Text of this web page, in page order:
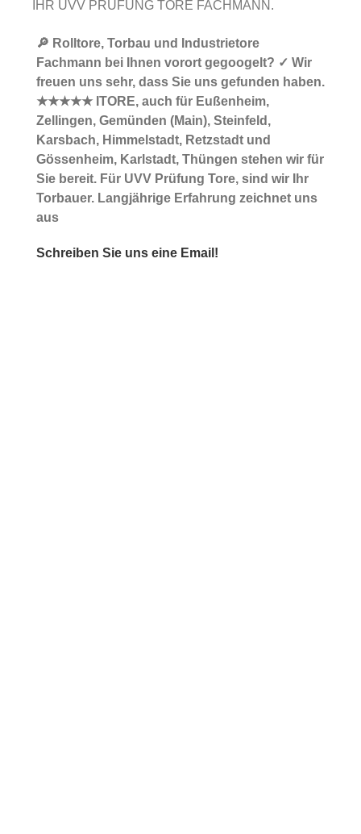
IHR UVV PRÜFUNG TORE FACHMANN.
🔎 Rolltore, Torbau und Industrietore
Fachmann bei Ihnen vorort gegoogelt? ✓ Wir
freuen uns sehr, dass Sie uns gefunden haben.
★★★★★ ITORE, auch für Eußenheim,
Zellingen, Gemünden (Main), Steinfeld,
Karsbach, Himmelstadt, Retzstadt und
Gössenheim, Karlstadt, Thüngen stehen wir für
Sie bereit. Für UVV Prüfung Tore, sind wir Ihr
Torbauer. Langjährige Erfahrung zeichnet uns
aus
Schreiben Sie uns eine Email!